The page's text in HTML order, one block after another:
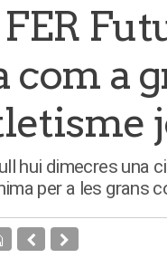
com a
hui dimecres una
per a les grans